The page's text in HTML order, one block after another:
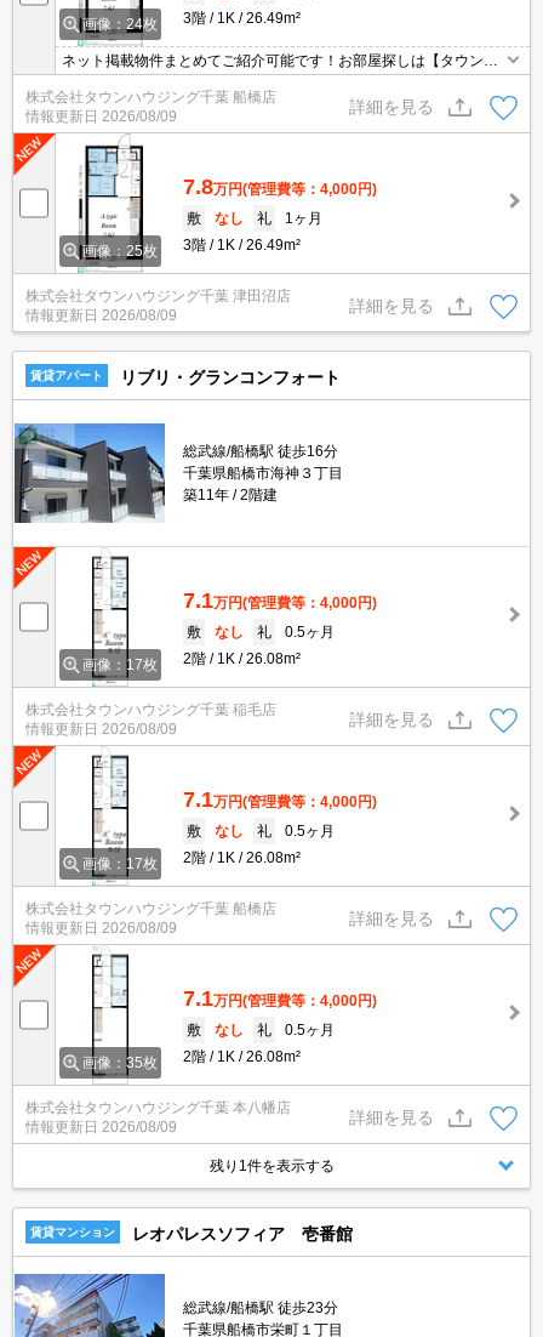
画像：24枚
3階
1K 26.49m²
ネット掲載物件まとめてご紹介可能です！お部屋探しは【タウンハ
ウジング】にお任せください！※オンライン内見・現地待ち合わせ
は事前にご相談ください。
株式会社タウンハウジング千葉 船橋店
情報更新日 2026/08/09
詳細を見る
画像：25枚
7.8万円(管理費等：4,000円)
敷
なし 礼
1ヶ月
3階
1K 26.49m²
株式会社タウンハウジング千葉 津田沼店
情報更新日 2026/08/09
詳細を見る
賃貸アパート リブリ・グランコンフォート
総武線/船橋駅 徒歩16分
千葉県船橋市海神３丁目
築11年
2階建
画像：17枚
7.1万円(管理費等：4,000円)
敷
なし 礼
0.5ヶ月
2階
1K 26.08m²
株式会社タウンハウジング千葉 稲毛店
情報更新日 2026/08/09
詳細を見る
画像：17枚
7.1万円(管理費等：4,000円)
敷
なし 礼
0.5ヶ月
2階
1K 26.08m²
株式会社タウンハウジング千葉 船橋店
情報更新日 2026/08/09
詳細を見る
画像：35枚
7.1万円(管理費等：4,000円)
敷
なし 礼
0.5ヶ月
2階
1K 26.08m²
株式会社タウンハウジング千葉 本八幡店
情報更新日 2026/08/09
詳細を見る
残り1件を表示する
賃貸マンション レオパレスソフィア 壱番館
総武線/船橋駅 徒歩23分
千葉県船橋市栄町１丁目